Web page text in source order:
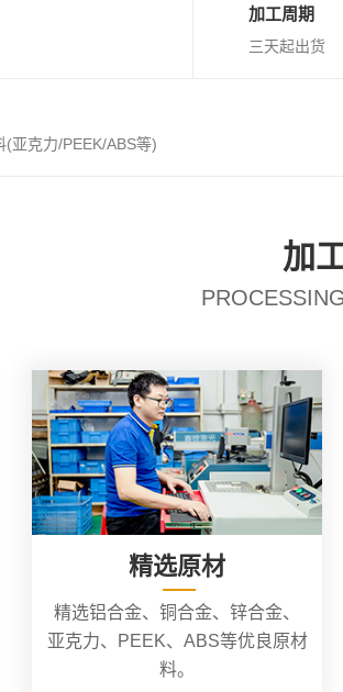
加工周期
三天起出货
亚克力/PEEK/ABS等)
加
精选原材
精选铝合金、铜合金、锌合金、
亚克力、PEEK、ABS等优良原材
料。